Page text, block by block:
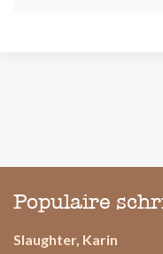
Populaire
Slaughter, Karin